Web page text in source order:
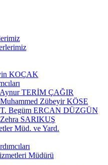
KOÇAK
TERİM ÇAĞIR
Zübeyir KÖSE
Begüm ERCAN DÜZGÜN
SARIKUŞ
Müd. ve Yard.
Müdürü